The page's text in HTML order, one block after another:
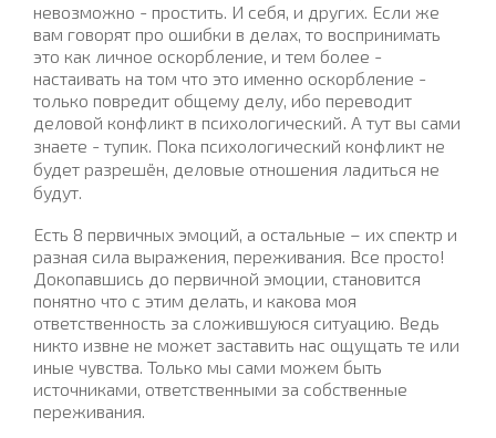
невозможно - простить. И себя, и других. Если же
вам говорят про ошибки в делах, то воспринимать
это как личное оскорбление, и тем более -
настаивать на том что это именно оскорбление -
только повредит общему делу, ибо переводит
деловой конфликт в психологический. А тут вы сами
знаете - тупик. Пока психологический конфликт не
будет разрешён, деловые отношения ладиться не
будут.
Есть 8 первичных эмоций, а остальные – их спектр и
разная сила выражения, переживания. Все просто!
Докопавшись до первичной эмоции, становится
понятно что с этим делать, и какова моя
ответственность за сложившуюся ситуацию. Ведь
никто извне не может заставить нас ощущать те или
иные чувства. Только мы сами можем быть
источниками, ответственными за собственные
переживания.